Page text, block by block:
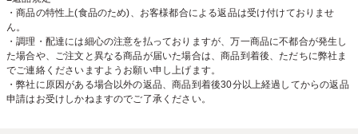
・商品の特性上(食品のため)、お客様都合による返品は受け付けておりませ
ん。
・調理・配達には細心の注意を払っておりますが、万一商品に不都合が発生し
た場合や、ご注文と異なる商品が届いた場合は、商品到着後、ただちに弊社ま
でご連絡くださいますようお願い申し上げます。
・弊社に原因がある場合以外の返品、商品到着後30分以上経過してからの返品
申請はお受けしかねますのでご了承ください。